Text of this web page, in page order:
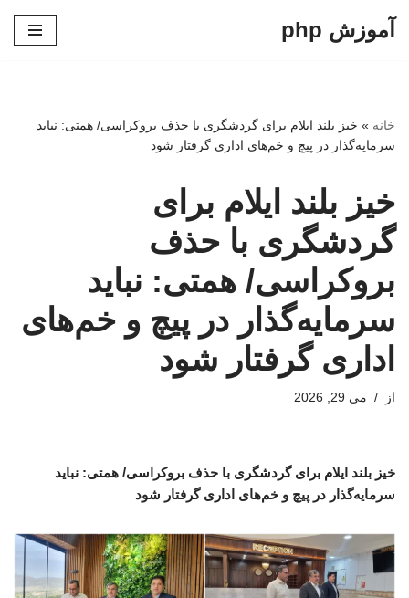
آموزش php
خانه » خیز بلند ایلام برای گردشگری با حذف بروکراسی/ همتی: نباید
سرمایه‌گذار در پیچ و خم‌های اداری گرفتار شود
خیز بلند ایلام برای
گردشگری با حذف
بروکراسی/ همتی: نباید
سرمایه‌گذار در پیچ و خم‌های
اداری گرفتار شود
از می 29, 2026
خیز بلند ایلام برای گردشگری با حذف بروکراسی/ همتی: نباید
سرمایه‌گذار در پیچ و خم‌های اداری گرفتار شود